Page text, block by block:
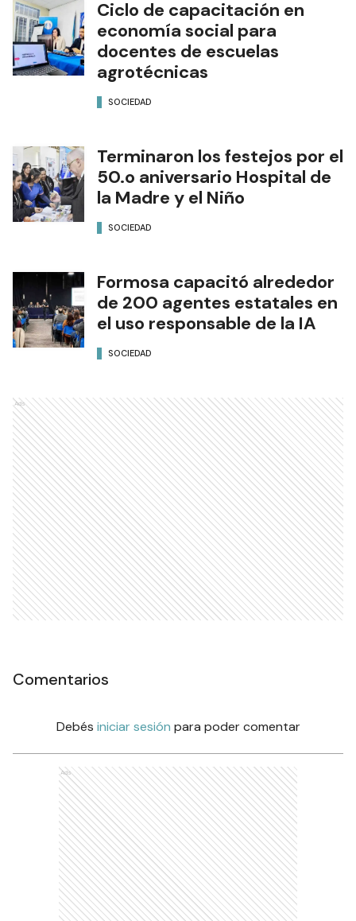
Ciclo de capacitación en
economía social para
docentes de escuelas
agrotécnicas
SOCIEDAD
Terminaron los festejos por el
50.o aniversario Hospital de
la Madre y el Niño
SOCIEDAD
Formosa capacitó alrededor
de 200 agentes estatales en
el uso responsable de la IA
SOCIEDAD
Ads
Comentarios
Debés iniciar sesión para poder comentar
Ads